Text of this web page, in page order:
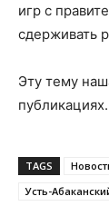
игр с
сдерживать
Эту тему
публикациях.
TAGS
Усть-